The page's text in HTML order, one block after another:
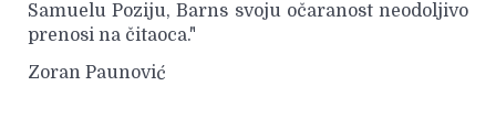
Samuelu Poziju, Barns svoju očaranost neodoljivo
prenosi na čitaoca."
Zoran Paunović